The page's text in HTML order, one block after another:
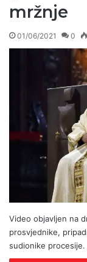
mržnje
01/06/2021 0
Video objavljen na
prosvjednike,
sudionike